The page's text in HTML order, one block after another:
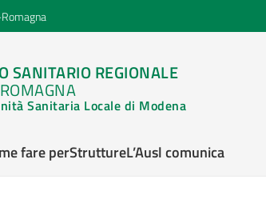
SANITARIO REGIONALE
Sanitaria Locale di Modena
fare perStruttureL’Ausl comunica